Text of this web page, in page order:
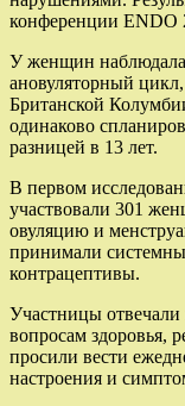
конференции ENDO
У женщин
ановуляторный
Британской
одинаково
разницей в 13 лет.
В первом
участвовали 301
овуляцию и
принимали
контрацептивы.
Участницы
вопросам здоровья,
просили вести
настроения и